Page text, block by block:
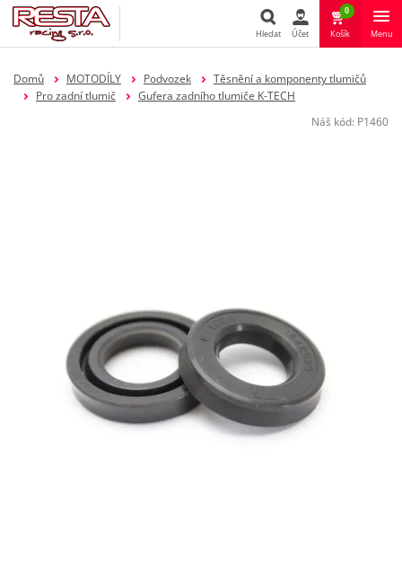
Hledat
Hledat Účet
0
Košík Menu
Domů MOTODÍLY Podvozek
Těsnění a komponenty tlumičů
Pro zadní tlumič
Gufera zadního tlumiče K-TECH
Náš kód: P1460